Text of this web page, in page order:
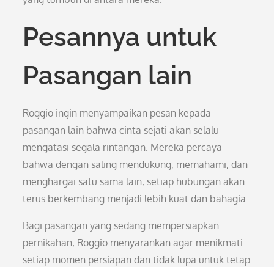
Pesannya untuk
Pasangan lain
Roggio ingin menyampaikan pesan kepada
pasangan lain bahwa cinta sejati akan selalu
mengatasi segala rintangan. Mereka percaya
bahwa dengan saling mendukung, memahami, dan
menghargai satu sama lain, setiap hubungan akan
terus berkembang menjadi lebih kuat dan bahagia.
Bagi pasangan yang sedang mempersiapkan
pernikahan, Roggio menyarankan agar menikmati
setiap momen persiapan dan tidak lupa untuk tetap